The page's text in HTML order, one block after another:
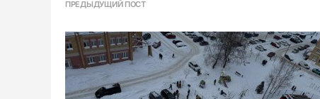
ПРЕДЫДУЩИЙ ПОСТ